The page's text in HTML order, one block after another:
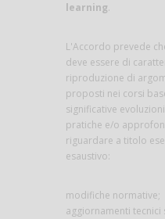
learning.
L'Accordo prevede
deve essere di
riproduzione di
proposti nei corsi
significative
pratiche e/o
riguardare a titolo
esaustivo:
modifiche normative;
aggiornamenti tecnici